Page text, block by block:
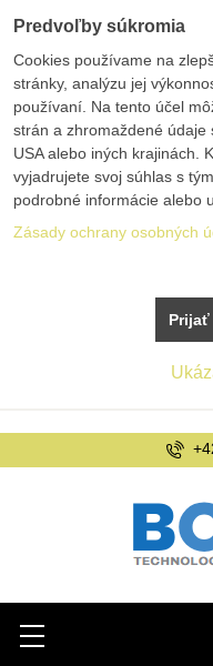
Hľadať
Menu
Predvoľby súkromia
Cookies používame na
stránky, analýzu jej
používaní. Na tento účel
strán a zhromaždené údaje
USA alebo iných krajinách.
vyjadrujete svoj súhlas s
podrobné informácie alebo
Zásady ochrany osobných
Prijať